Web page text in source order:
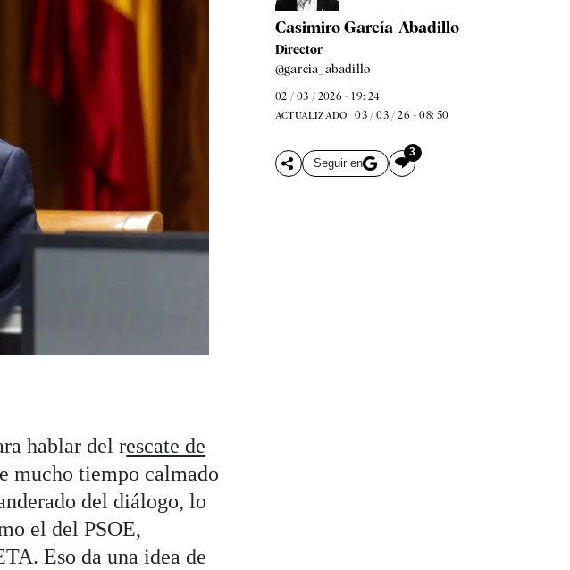
Casimiro García-Abadillo
Director
@garcia_abadillo
02 / 03 / 2026 - 19: 24
ACTUALIZADO 03 / 03 / 26 - 08: 50
Seguir en
3
hablar del rescate de
mucho tiempo calmado
del diálogo, lo
el del PSOE,
Eso da una idea de